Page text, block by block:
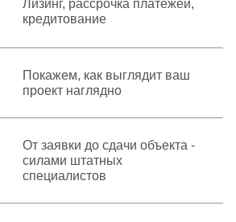
Лизинг, рассрочка платежей,
кредитование
Покажем, как выглядит ваш
проект наглядно
От заявки до сдачи объекта -
силами штатных
специалистов